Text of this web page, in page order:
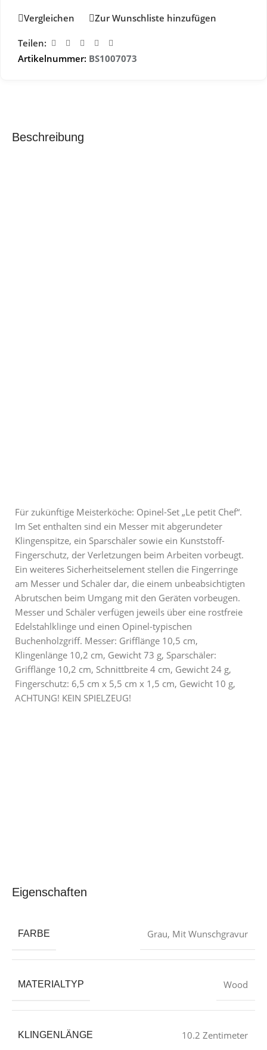
Vergleichen Zur Wunschliste hinzufügen
Teilen:
Artikelnummer: BS1007073
Beschreibung
Für zukünftige Meisterköche: Opinel-Set „Le petit Chef“.
Im Set enthalten sind ein Messer mit abgerundeter
Klingenspitze, ein Sparschäler sowie ein Kunststoff-
Fingerschutz, der Verletzungen beim Arbeiten vorbeugt.
Ein weiteres Sicherheitselement stellen die Fingerringe
am Messer und Schäler dar, die einem unbeabsichtigten
Abrutschen beim Umgang mit den Geräten vorbeugen.
Messer und Schäler verfügen jeweils über eine rostfreie
Edelstahlklinge und einen Opinel-typischen
Buchenholzgriff. Messer: Grifflänge 10,5 cm,
Klingenlänge 10,2 cm, Gewicht 73 g, Sparschäler:
Grifflänge 10,2 cm, Schnittbreite 4 cm, Gewicht 24 g,
Fingerschutz: 6,5 cm x 5,5 cm x 1,5 cm, Gewicht 10 g,
ACHTUNG! KEIN SPIELZEUG!
Eigenschaften
FARBE ‎Grau, Mit Wunschgravur
MATERIALTYP ‎Wood
KLINGENLÄNGE ‎10.2 Zentimeter